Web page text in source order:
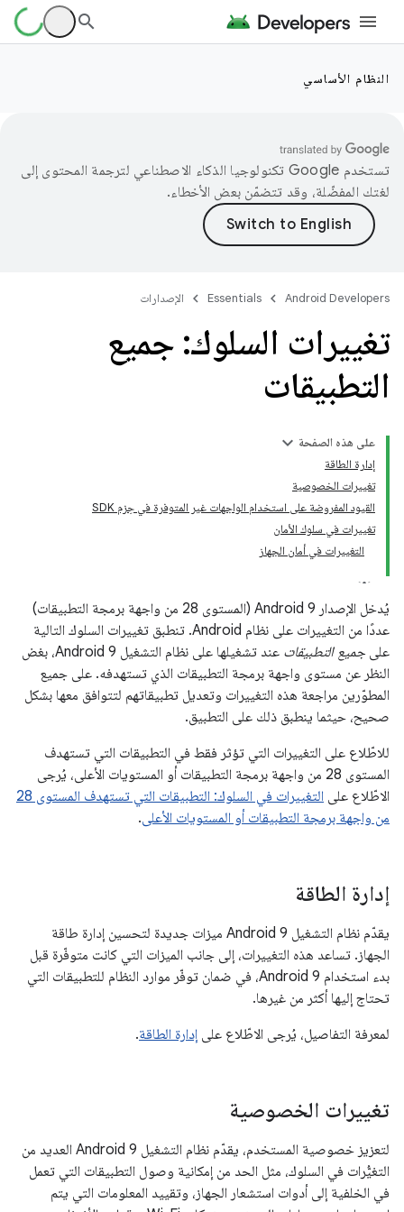
النظام الأساسي
تستخدم Google تكنولوجيا الذكاء الاصطناعي لترجمة المحتوى إلى
لغتك المفضّلة، وقد تتضمّن بعض الأخطاء.
Android Developers
Essentials الإصدارات
تغييرات السلوك: جميع
التطبيقات
على هذه الصفحة
إدارة الطاقة
تغييرات الخصوصية
القيود المفروضة على استخدام الواجهات غير المتوفرة في حِزم SDK
تغييرات في سلوك الأمان
التغييرات في أمان الجهاز
يُدخل الإصدار Android 9 (المستوى 28 من واجهة برمجة التطبيقات)
عددًا من التغييرات على نظام Android. تنطبق تغييرات السلوك التالية
على جميع التطبيقات
عند تشغيلها على نظام التشغيل Android 9، بغض
النظر عن مستوى واجهة برمجة التطبيقات الذي تستهدفه. على جميع
المطوّرين مراجعة هذه التغييرات وتعديل تطبيقاتهم لتتوافق معها بشكل
صحيح، حيثما ينطبق ذلك على التطبيق.
للاطّلاع على التغييرات التي تؤثر فقط في التطبيقات التي تستهدف
المستوى 28 من واجهة برمجة التطبيقات أو المستويات الأعلى، يُرجى
الاطّلاع على
التغييرات في السلوك: التطبيقات التي تستهدف المستوى 28
من واجهة برمجة التطبيقات أو المستويات الأعلى.
إدارة الطاقة
يقدّم نظام التشغيل Android 9 ميزات جديدة لتحسين إدارة طاقة
الجهاز. تساعد هذه التغييرات، إلى جانب الميزات التي كانت متوفّرة قبل
بدء استخدام Android 9، في ضمان توفّر موارد النظام للتطبيقات التي
تحتاج إليها أكثر من غيرها.
لمعرفة التفاصيل، يُرجى الاطّلاع على إدارة الطاقة.
تغييرات الخصوصية
لتعزيز خصوصية المستخدم، يقدّم نظام التشغيل Android 9 العديد من
التغيُّرات في السلوك، مثل الحد من إمكانية وصول التطبيقات التي تعمل
في الخلفية إلى أدوات استشعار الجهاز، وتقييد المعلومات التي يتم